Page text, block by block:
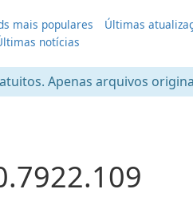
mais populares
Últimas
notícias
Apenas arquivos